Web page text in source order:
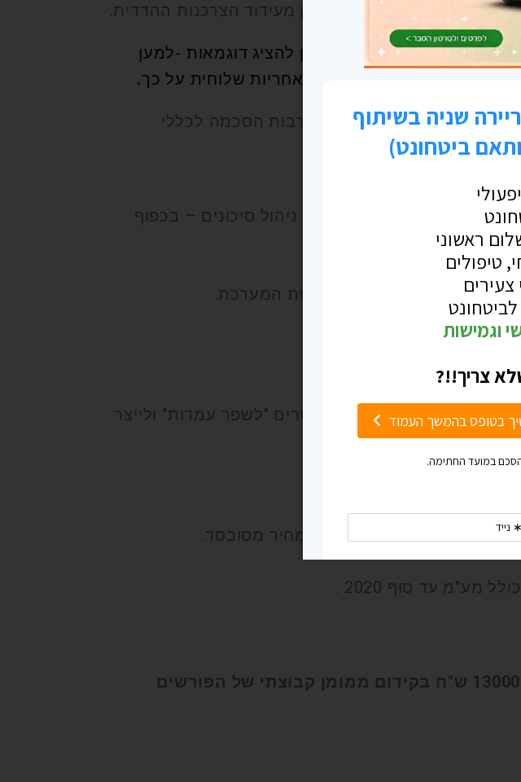
ביטחונט הטבה/הנחה כחלק מעידוד הצרכנות ההדדית.
כרטיס עסקי כולל שדה חובה לתמונה או לוגו ועוד גלריה ל5 תמונות למי שמעוניין להציג דוגמאות -למען
המשתמש ולביטחונט אין כל אחריות שלוחית על כך.
כמנויים באתר ביטחונט לרבות הסכמה לכללי
מטעם משרד האוצר והצגת ניהול סיכונים – בכפוף
– בכפוף להחלטת המערכת.
תרומה לקהילה ובכפוף להחלטת המערכת.
לנו לקדם יוזמה זו.
אך הואץ והוקדם ל2020 כדי לאפשר לחברינו העצמאים/יזמים/פרילנסרים "לשפר עמדות" ולייצר
עם הגיענו ל100 עסקים רשומים בbiz-bit תשקיע הקרן החברתית 13000 ש"ח בקידום ממומן קבוצתי של הפורשים